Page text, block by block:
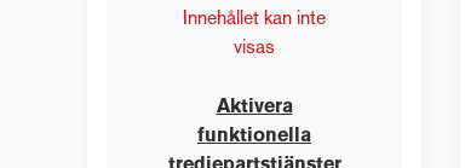
Innehållet kan inte
visas
Aktivera
funktionella